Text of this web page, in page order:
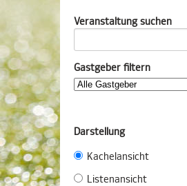
Veranstaltung suchen
Gastgeber filtern
Darstellung
Kachelansicht
Listenansicht